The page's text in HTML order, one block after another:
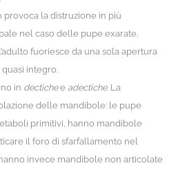
provoca la distruzione in più
nel caso delle pupe exarate,
fuoriesce da una sola apertura
integro.
in dectichee adectiche. La
delle mandibole: le pupe
primitivi, hanno mandibole
il foro di sfarfallamento nel
invece mandibole non articolate